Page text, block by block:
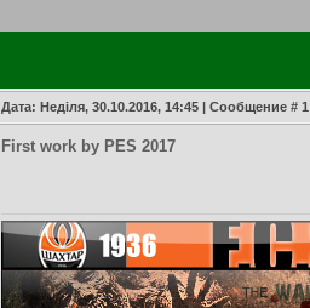
Дата: Неділя, 30.10.2016, 14:45 | Сообщение # 1
First work by PES 2017